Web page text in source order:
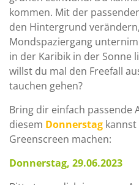
kommen. Mit der
den Hintergrund
Mondspaziergang
in der Karibik in der Sonne
willst du mal den Freefall
tauchen gehen?
Bring dir einfach passende
diesem Donnerstag
Greenscreen machen:
Donnerstag, 29.06.2023